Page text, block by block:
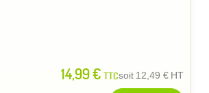
14,99 € TTCsoit 12,49 € HT